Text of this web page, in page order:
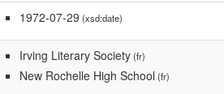
1972-07-29 (xsd:date)
Irving Literary Society(fr)
New Rochelle High School (fr)